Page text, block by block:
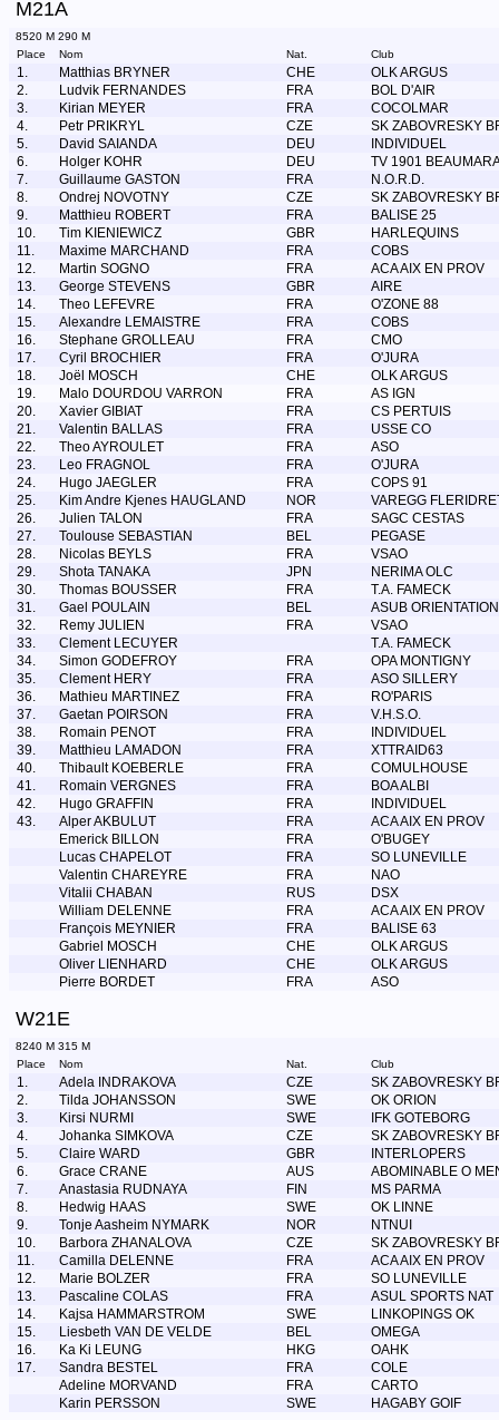
M21A
8520 M 290 M
Place
Nom Nat. Club
1. Matthias BRYNER CHE
OLK ARGUS
2.
Ludvik FERNANDES FRA
BOL D'AIR
3.
Kirian MEYER FRA
COCOLMAR
4.
Petr PRIKRYL CZE
SK ZABOVRESKY
5.
David SAIANDA DEU
INDIVIDUEL
6.
Holger KOHR DEU
TV 1901
7.
Guillaume GASTON FRA
N.O.R.D.
8.
Ondrej NOVOTNY CZE
SK ZABOVRESKY
9.
Matthieu ROBERT FRA
BALISE 25
10.
Tim KIENIEWICZ GBR
HARLEQUINS
11.
Maxime MARCHAND FRA
COBS
12.
Martin SOGNO FRA
ACA AIX EN PROV
13.
George STEVENS GBR
AIRE
14.
Theo LEFEVRE FRA
O'ZONE 88
15.
Alexandre LEMAISTRE FRA
COBS
16.
Stephane GROLLEAU FRA
CMO
17.
Cyril BROCHIER FRA
O'JURA
18.
Joël MOSCH CHE
OLK ARGUS
19.
Malo DOURDOU VARRON FRA
AS IGN
20.
Xavier GIBIAT FRA
CS PERTUIS
21.
Valentin BALLAS FRA
USSE CO
22.
Theo AYROULET FRA
ASO
23.
Leo FRAGNOL FRA
O'JURA
24.
Hugo JAEGLER FRA
COPS 91
25.
Kim Andre Kjenes HAUGLAND NOR
VAREGG
26.
Julien TALON FRA
SAGC CESTAS
27.
Toulouse SEBASTIAN BEL
PEGASE
28.
Nicolas BEYLS FRA
VSAO
29.
Shota TANAKA JPN
NERIMA OLC
30.
Thomas BOUSSER FRA
T.A. FAMECK
31.
Gael POULAIN BEL
ASUB
32.
Remy JULIEN FRA
VSAO
33.
Clement LECUYER
T.A. FAMECK
34.
Simon GODEFROY FRA
OPA MONTIGNY
35.
Clement HERY FRA
ASO SILLERY
36.
Mathieu MARTINEZ FRA
RO'PARIS
37.
Gaetan POIRSON FRA
V.H.S.O.
38.
Romain PENOT FRA
INDIVIDUEL
39.
Matthieu LAMADON FRA
XTTRAID63
40.
Thibault KOEBERLE FRA
COMULHOUSE
41.
Romain VERGNES FRA
BOA ALBI
42.
Hugo GRAFFIN FRA
INDIVIDUEL
43.
Alper AKBULUT FRA
ACA AIX EN PROV
Emerick BILLON
FRA
O'BUGEY
Lucas CHAPELOT
FRA
SO LUNEVILLE
Valentin CHAREYRE
FRA
NAO
Vitalii CHABAN
RUS
DSX
William DELENNE
FRA
ACA AIX EN PROV
François MEYNIER
FRA
BALISE 63
Gabriel MOSCH
CHE
OLK ARGUS
Oliver LIENHARD
CHE
OLK ARGUS
Pierre BORDET
FRA ASO
W21E
8240 M 315 M
Place
Nom Nat. Club
1. Adela INDRAKOVA CZE
SK ZABOVRESKY
2.
Tilda JOHANSSON SWE
OK ORION
3.
Kirsi NURMI SWE
IFK GOTEBORG
4.
Johanka SIMKOVA CZE
SK ZABOVRESKY
5.
Claire WARD GBR
INTERLOPERS
6.
Grace CRANE AUS
ABOMINABLE O
7.
Anastasia RUDNAYA FIN
MS PARMA
8.
Hedwig HAAS SWE
OK LINNE
9.
Tonje Aasheim NYMARK NOR
NTNUI
10.
Barbora ZHANALOVA CZE
SK ZABOVRESKY
11.
Camilla DELENNE FRA
ACA AIX EN PROV
12.
Marie BOLZER FRA
SO LUNEVILLE
13.
Pascaline COLAS FRA
ASUL SPORTS NAT
14.
Kajsa HAMMARSTROM SWE
LINKOPINGS OK
15.
Liesbeth VAN DE VELDE BEL
OMEGA
16.
Ka Ki LEUNG HKG
OAHK
17.
Sandra BESTEL FRA
COLE
Adeline MORVAND
FRA
CARTO
Karin PERSSON
SWE HAGABY GOIF